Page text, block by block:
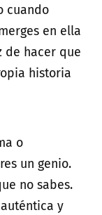
cuando
en ella
de hacer que
historia
o
un genio.
no sabes.
y